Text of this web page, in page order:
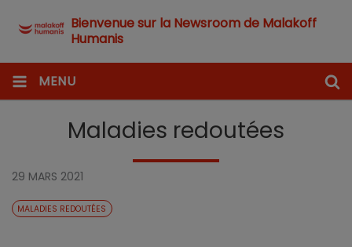
Bienvenue sur la Newsroom de Malakoff
Humanis
MENU
Maladies redoutées
29 MARS 2021
MALADIES REDOUTÉES